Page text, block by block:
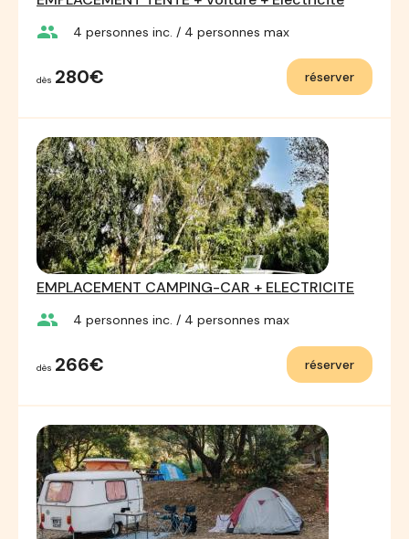
group 4 personnes inc. / 4 personnes max
dès 280€ réserver
EMPLACEMENT CAMPING-CAR + ELECTRICITE
group 4 personnes inc. / 4 personnes max
dès 266€ réserver